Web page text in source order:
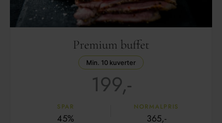
Premium buffet
Min. 10 kuverter
199,-
SPAR
45%
NORMALPRIS
365,-